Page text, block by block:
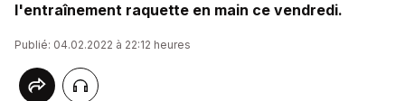
l'entraînement raquette en main ce vendredi.
Publié: 04.02.2022 à 22:12 heures